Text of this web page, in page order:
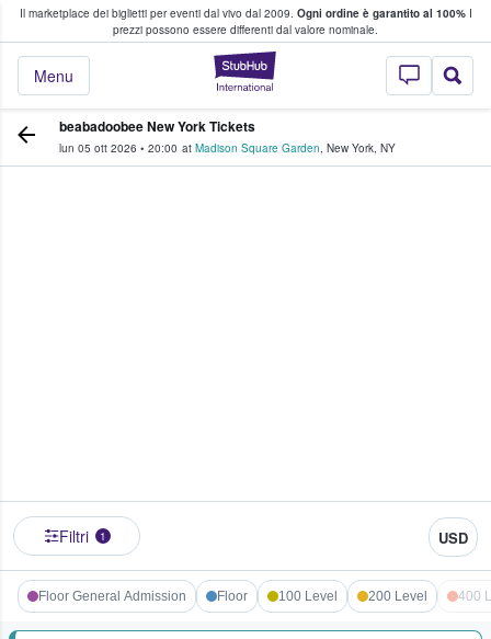
Il marketplace dei biglietti per eventi dal vivo dal 2009. Ogni ordine è garantito al 100%I
prezzi possono essere differenti dal valore nominale.
StubHub - Dove
Menu
fan comprano e vendono biglietti
beabadoobee New York Tickets
lun 05 ott 2026 • 20:00 at Madison Square Garden, New York, NY
Filtri 1 USD
Floor General Admission Floor 100 Level 200 Level 400